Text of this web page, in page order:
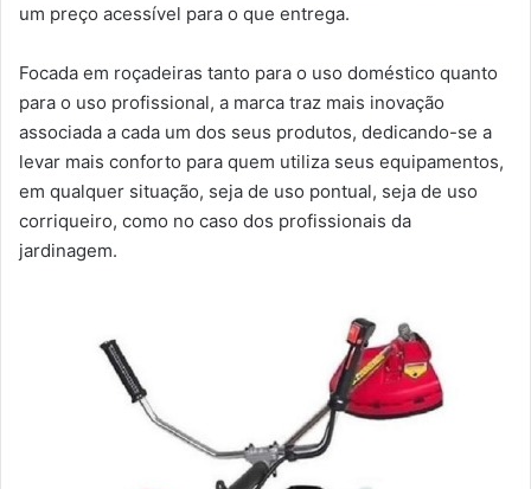
um preço acessível para o que entrega.
Focada em roçadeiras tanto para o uso doméstico quanto
para o uso profissional, a marca traz mais inovação
associada a cada um dos seus produtos, dedicando-se a
levar mais conforto para quem utiliza seus equipamentos,
em qualquer situação, seja de uso pontual, seja de uso
corriqueiro, como no caso dos profissionais da
jardinagem.